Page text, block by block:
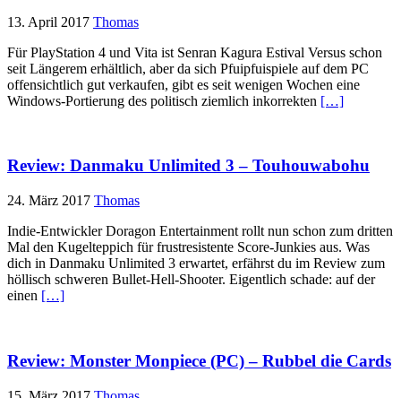
13. April 2017 Thomas
Für PlayStation 4 und Vita ist Senran Kagura Estival Versus schon
seit Längerem erhältlich, aber da sich Pfuipfuispiele auf dem PC
offensichtlich gut verkaufen, gibt es seit wenigen Wochen eine
Windows-Portierung des politisch ziemlich inkorrekten […]
Review: Danmaku Unlimited 3 – Touhouwabohu
24. März 2017 Thomas
Indie-Entwickler Doragon Entertainment rollt nun schon zum dritten
Mal den Kugelteppich für frustresistente Score-Junkies aus. Was
dich in Danmaku Unlimited 3 erwartet, erfährst du im Review zum
höllisch schweren Bullet-Hell-Shooter. Eigentlich schade: auf der
einen […]
Review: Monster Monpiece (PC) – Rubbel die Cards